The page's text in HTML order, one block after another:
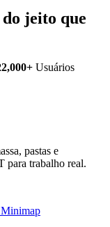
jeito que
Usuários
pastas e
para trabalho real.
Minimap